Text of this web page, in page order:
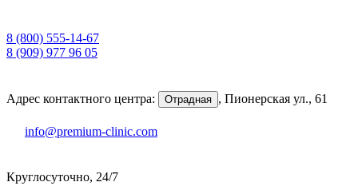
8 (800) 555-14-67
8 (909) 977 96 05
Адрес контактного центра: Отрадная , Пионерская ул., 61
info@premium-clinic.com
Круглосуточно, 24/7